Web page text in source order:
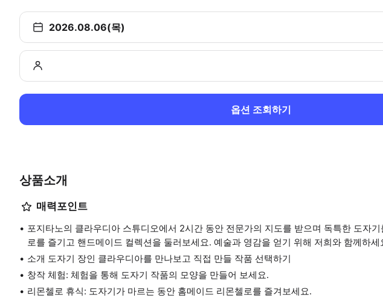
2026.08.06(목)
옵션 조회하기
상품소개
매력포인트
포지타노의 클라우디아 스튜디오에서 2시간 동안 전문가의 지도를 받으며 독특한 도자
로를 즐기고 핸드메이드 컬렉션을 둘러보세요. 예술과 영감을 얻기 위해 저희와 함께하세
소개 도자기 장인 클라우디아를 만나보고 직접 만들 작품 선택하기
창작 체험: 체험을 통해 도자기 작품의 모양을 만들어 보세요.
리몬첼로 휴식: 도자기가 마르는 동안 홈메이드 리몬첼로를 즐겨보세요.